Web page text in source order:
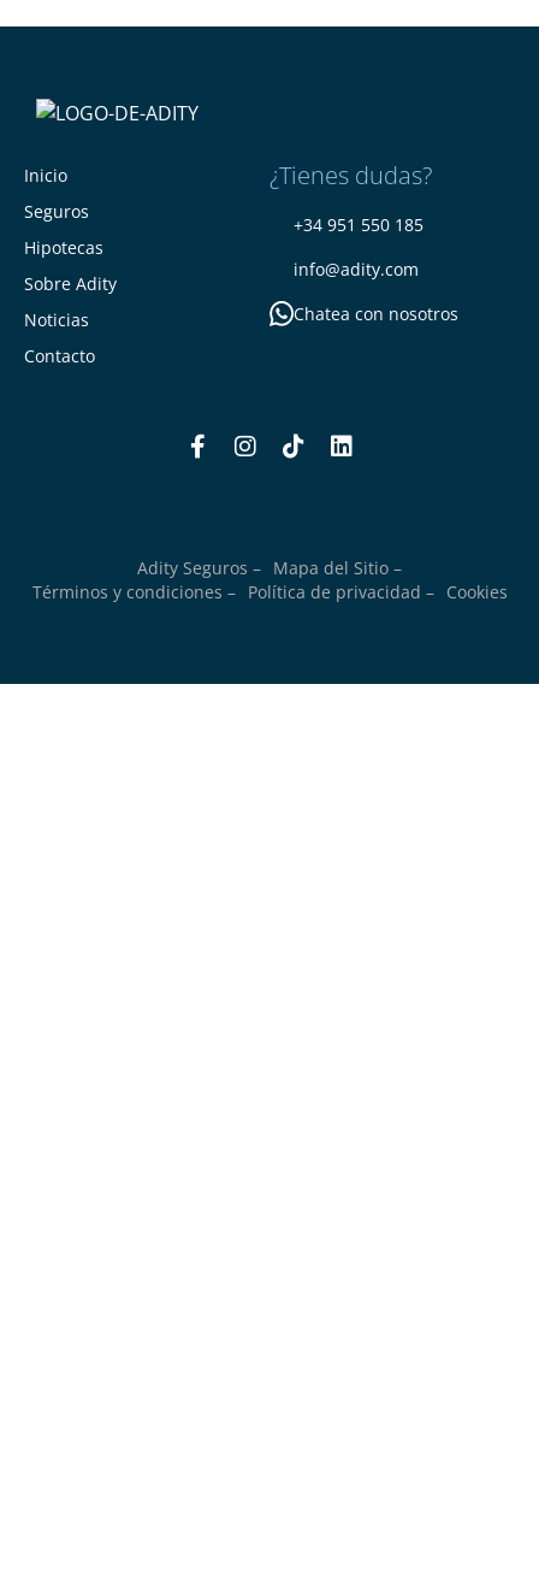
Inicio
Seguros
Hipotecas
Sobre Adity
Noticias
Contacto
¿Tienes dudas?
+34 951 550 185
info@adity.com
Chatea con nosotros
Adity Seguros – Mapa del Sitio –
Términos y condiciones –
Política de privacidad – Cookies